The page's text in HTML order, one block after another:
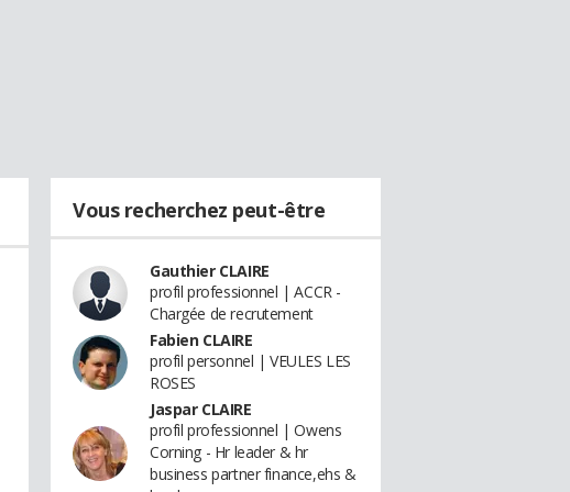
Vous recherchez peut-être
Gauthier CLAIRE
profil professionnel | ACCR -
Chargée de recrutement
Fabien CLAIRE
profil personnel | VEULES LES
ROSES
Jaspar CLAIRE
profil professionnel | Owens
Corning - Hr leader & hr
business partner finance,ehs &